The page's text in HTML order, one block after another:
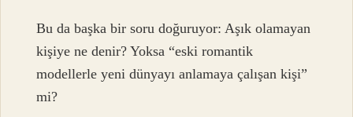
Bu da başka bir soru doğuruyor: Aşık olamayan
kişiye ne denir? Yoksa “eski romantik
modellerle yeni dünyayı anlamaya çalışan kişi”
mi?